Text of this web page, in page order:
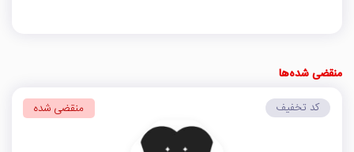
منقضی شده‌ها
کد تخفیف منقضی شده